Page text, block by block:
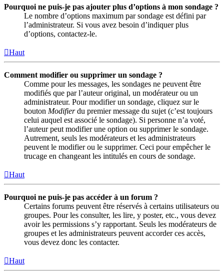
Pourquoi ne puis-je pas ajouter plus d’options à mon sondage ?
Le nombre d’options maximum par sondage est défini par
l’administrateur. Si vous avez besoin d’indiquer plus
d’options, contactez-le.
Haut
Comment modifier ou supprimer un sondage ?
Comme pour les messages, les sondages ne peuvent être
modifiés que par l’auteur original, un modérateur ou un
administrateur. Pour modifier un sondage, cliquez sur le
bouton Modifierdu premier message du sujet (c’est toujours
celui auquel est associé le sondage). Si personne n’a voté,
l’auteur peut modifier une option ou supprimer le sondage.
Autrement, seuls les modérateurs et les administrateurs
peuvent le modifier ou le supprimer. Ceci pour empêcher le
trucage en changeant les intitulés en cours de sondage.
Haut
Pourquoi ne puis-je pas accéder à un forum ?
Certains forums peuvent être réservés à certains utilisateurs ou
groupes. Pour les consulter, les lire, y poster, etc., vous devez
avoir les permissions s’y rapportant. Seuls les modérateurs de
groupes et les administrateurs peuvent accorder ces accès,
vous devez donc les contacter.
Haut